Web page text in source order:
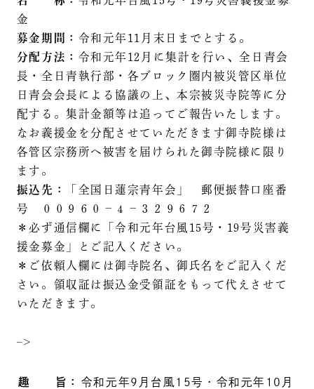
金
募金期間： 令和元年11月末日までとする。
分配方法： 令和元年12月に集計を行い、全日青会
長・全日青執行部・各ブロック圏内被災管区単位
日青会会長による協議の上、本宗被災寺院等に分
配する。集計金額等は追ってご報告いたします。
なお義援金を分配させていただきます御寺院様は
各管区宗務所へ被害を届けられた御寺院様に限り
ます。
振込先：
「全国日蓮宗青年会」 郵便振替口座番
号 ００９６０－４－３２９６７２
＊必ず通信欄に「令和元年台風15号・19号災害義
援金募金」とご記入ください。
＊ご依頼人欄には御寺院名、御氏名をご記入くだ
さい。領収証は振込金受領証をもって代えさせて
いただきます。
–>
趣 旨：
令和元年9月台風15号・令和元年10月